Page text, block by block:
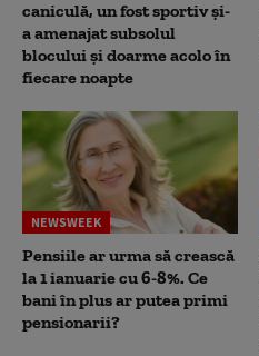
caniculă, un fost sportiv și-
a amenajat subsolul
blocului și doarme acolo în
fiecare noapte
NEWSWEEK
Pensiile ar urma să crească
la 1 ianuarie cu 6-8%. Ce
bani în plus ar putea primi
pensionarii?